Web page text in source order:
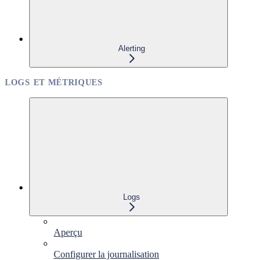
Alerting
LOGS ET MÉTRIQUES
Logs
Aperçu
Configurer la journalisation